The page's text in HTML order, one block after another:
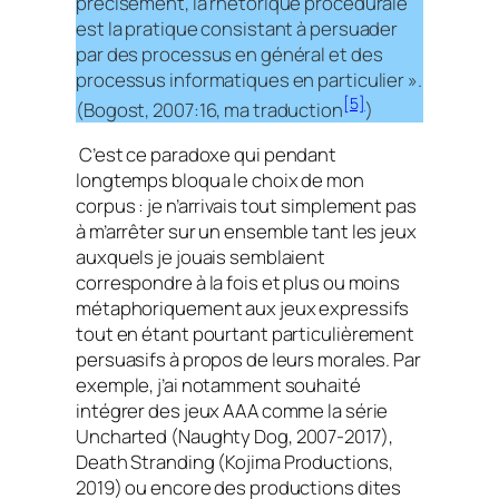
est la pratique consistant à persuader
par des processus en général et des
processus informatiques en particulier ».
(Bogost, 2007:16, ma traduction [5])
C’est ce paradoxe qui pendant
longtemps bloqua le choix de mon
corpus : je n’arrivais tout simplement pas
à m’arrêter sur un ensemble tant les jeux
auxquels je jouais semblaient
correspondre à la fois et plus ou moins
métaphoriquement aux jeux expressifs
tout en étant pourtant particulièrement
persuasifs à propos de leurs morales. Par
exemple, j’ai notamment souhaité
intégrer des jeux AAA comme la série
Uncharted (Naughty Dog, 2007-2017),
Death Stranding (Kojima Productions,
2019) ou encore des productions dites